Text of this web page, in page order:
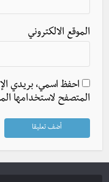
الموقع الالكتروني
احفظ اسمي، بريدي
المتصفح لاستخدامها